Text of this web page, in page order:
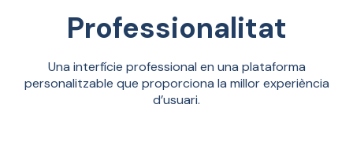
Professionalitat
Una interfície professional en una plataforma
personalitzable que proporciona la millor experiència
d’usuari.